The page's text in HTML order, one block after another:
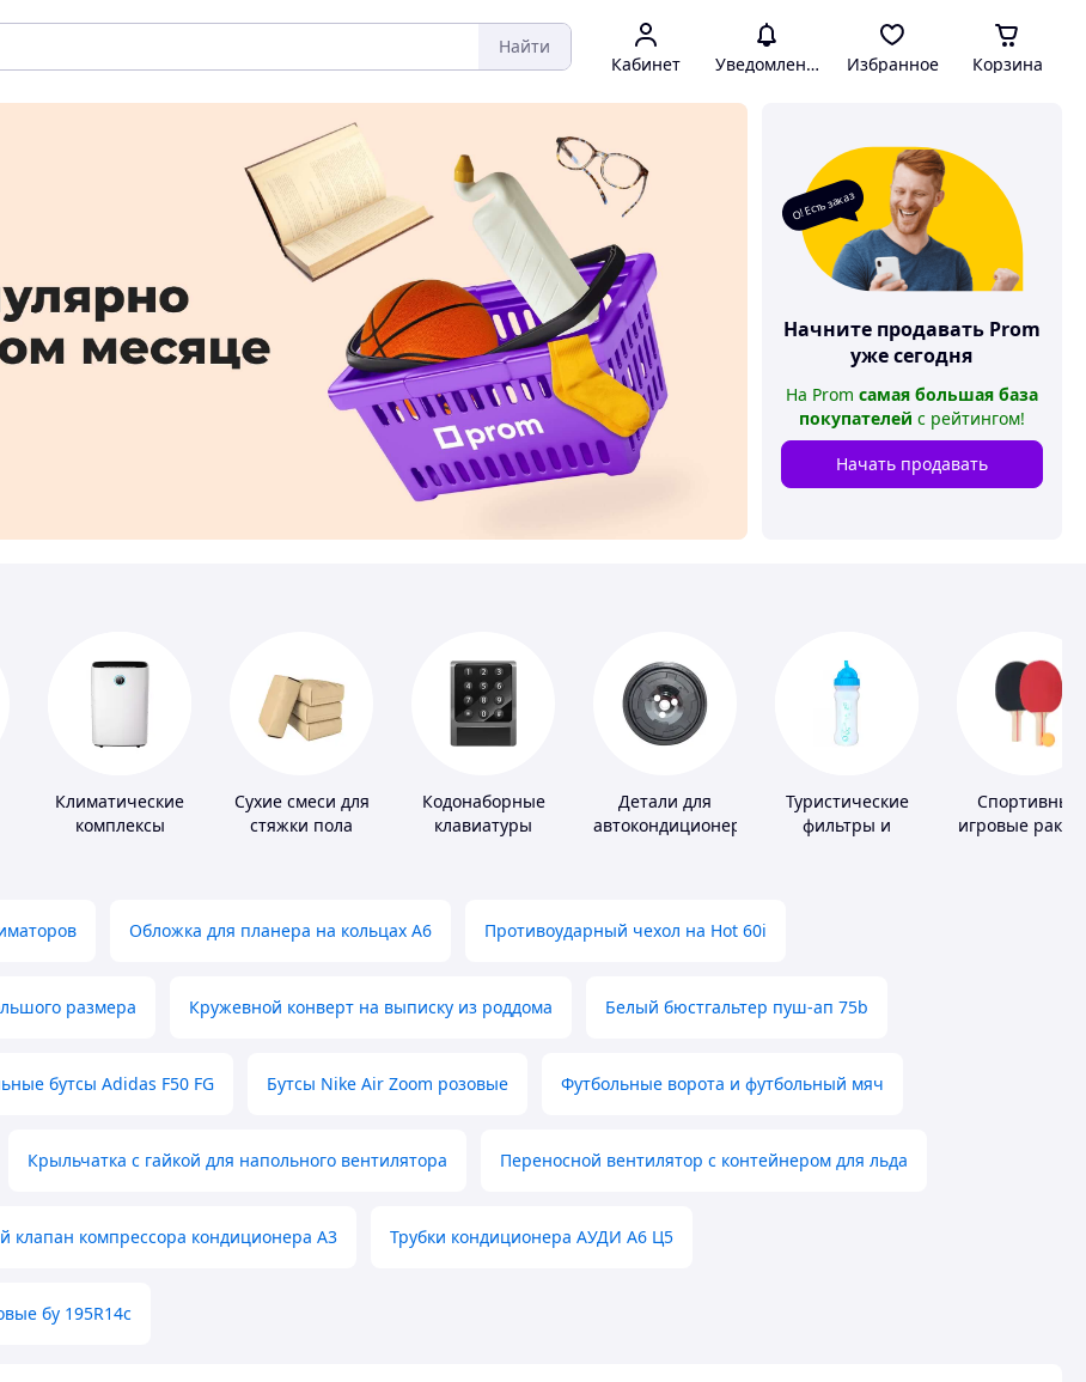
Найти
Кабинет Уведомления Избранное Корзина
О! Есть заказ
Начните продавать Prom
уже сегодня
На Prom самая большая база
покупателей с рейтингом!
Начать продавать
Климатические
комплексы
Сухие смеси для
стяжки пола
Кодонаборные
клавиатуры
Детали для
автокондиционеров
Туристические
фильтры и
Спортивные
игровые
Обложка для планера на кольцах А6 Противоударный чехол на Hot 60i
размера Кружевной конверт на выписку из роддома Белый бюстгальтер пуш-ап 75b
бутсы Adidas F50 FG Бутсы Nike Air Zoom розовые Футбольные ворота и футбольный мяч
Крыльчатка с гайкой для напольного вентилятора Переносной вентилятор с контейнером для льда
клапан компрессора кондиционера А3 Трубки кондиционера АУДИ А6 Ц5
бу 195R14c